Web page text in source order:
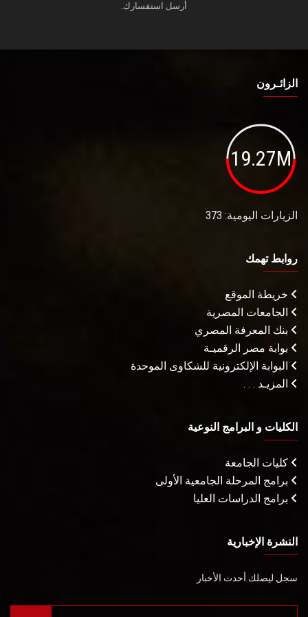
أرسل استفسارك.
الزائـرون
19.27M
الزيارات اليومية: 373
روابط تهمك
خريطة الموقع
الجامعات المصرية
بنك المعرفة المصري
بوابة مصر الرقميـة
البوابة الإلكترونية للشكاوى الموحدة
المزيـد . . .
الكليات و البرامج النوعية
كليات الجامعة
برامج المرحلة الجامعية الأولى
برامج الدراسات العليا
النشرة الإخبارية
سجل ليصلك أحدث الأخبار